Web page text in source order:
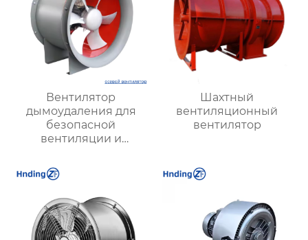
Вентилятор
дымоудаления для
безопасной
вентиляции и
Высокая
эффективность и
надежность
Шахтный
вентиляционный
вентилятор